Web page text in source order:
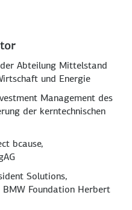
Abteilung Mittelstand
und Energie
Management des
der kerntechnischen
bcause,
Solutions,
Foundation Herbert